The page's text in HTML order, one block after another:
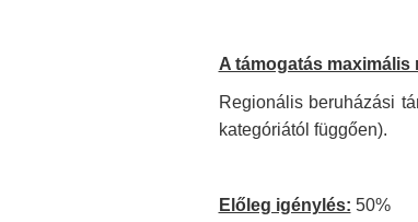
A támogatás maximális
Regionális beruházási
kategóriától függően).
Előleg igénylés: 50%